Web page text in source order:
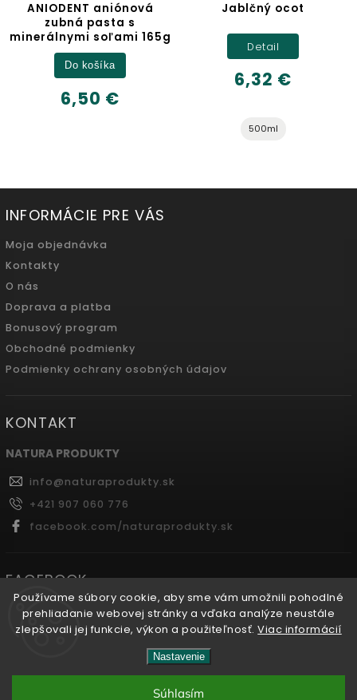
Používame súbory cookie, aby sme vám umožnili pohodlné
prehliadanie webovej stránky a vďaka analýze neustále
zlepšovali jej funkcie, výkon a použiteľnosť.Viac informácií
Nastavenie
Súhlasím
ANIODENT aniónová
zubná pasta s
minerálnymi soľami 165g
6,50 €
Do košíka
Jablčný ocot
6,32 €
Detail
500ml
INFORMÁCIE PRE VÁS
Moja objednávka
Kontakty
O nás
Doprava a platba
Bonusový program
Obchodné podmienky
Podmienky ochrany osobných údajov
KONTAKT
NATURA PRODUKTY
info@naturaprodukty.sk
+421 907 060 776
facebook.com/naturaprodukty.sk
FACEBOOK
Naturaprodukty.sk
vyhradené.